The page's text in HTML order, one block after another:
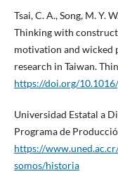
Tsai, C. A., Song, M. Y.
Thinking with
motivation and wicked
research in Taiwan.
https://doi.org/
Universidad Estatal a
Programa de
https://
somos/historia